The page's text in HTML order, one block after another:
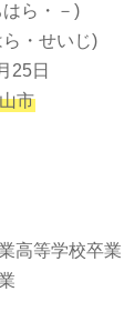
ら・－)
・せいじ)
25日
市
高等学校卒業